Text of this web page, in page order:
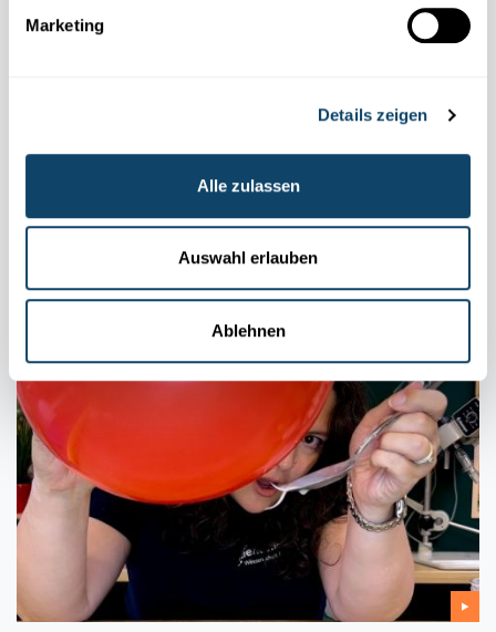
Marketing
Details zeigen
Alle zulassen
Auswahl erlauben
Ablehnen
GEHEIMSCHRIFT
Enthülle eine unsichtbare Nachricht – mithilfe
FNR